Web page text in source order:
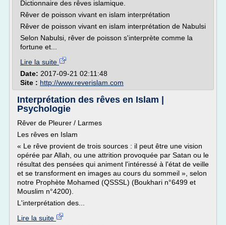
Dictionnaire des rêves islamique.
Rêver de poisson vivant en islam interprétation
Rêver de poisson vivant en islam interprétation de Nabulsi
Selon Nabulsi, rêver de poisson s'interprète comme la
fortune et...
Lire la suite
Date: 2017-09-21 02:11:48
Site : http://www.reverislam.com
Interprétation des rêves en Islam |
Psychologie
Rêver de Pleurer / Larmes
Les rêves en Islam
« Le rêve provient de trois sources : il peut être une vision
opérée par Allah, ou une attrition provoquée par Satan ou le
résultat des pensées qui animent l'intéressé à l'état de veille
et se transforment en images au cours du sommeil », selon
notre Prophète Mohamed (QSSSL) (Boukhari n°6499 et
Mouslim n°4200).
L'interprétation des...
Lire la suite